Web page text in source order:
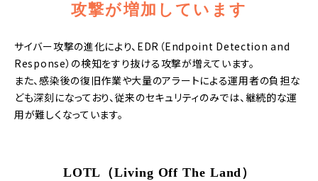
攻撃が増加しています
サイバー攻撃の進化により、EDR（Endpoint Detection and
Response）の検知をすり抜ける攻撃が増えています。
また、感染後の復旧作業や大量のアラートによる運用者の負担な
ども深刻になっており、従来のセキュリティのみでは、継続的な運
用が難しくなっています。
LOTL（Living Off The Land）